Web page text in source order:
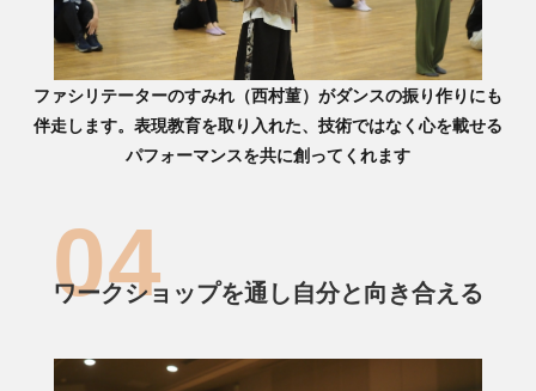
ファシリテーターのすみれ（西村菫）がダンスの振り作りにも
伴走します。表現教育を取り入れた、技術ではなく心を載せる
パフォーマンスを共に創ってくれます
ワークショップを通し自分と向き合える